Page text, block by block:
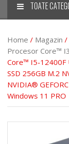
TOATE
Home / Magazin /
Procesor Core™
Core™ I5-12400F
SSD 256GB M.2
NVIDIA®
Windows 11 PRO